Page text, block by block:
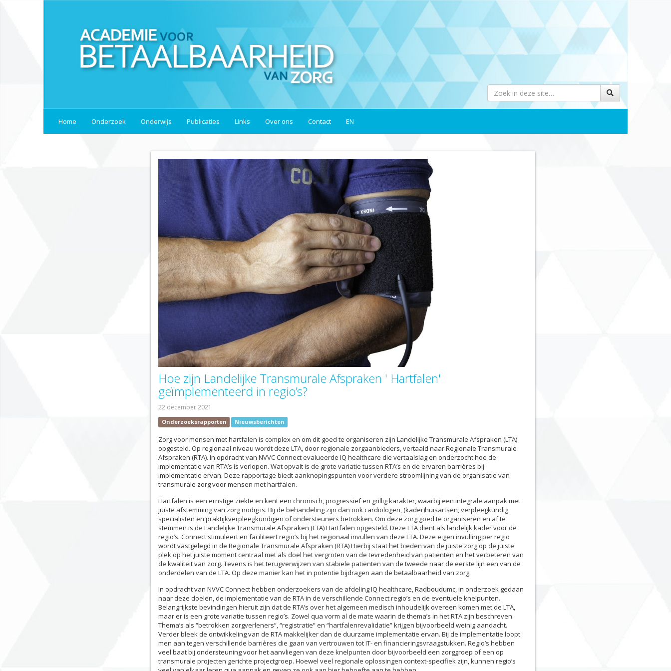
Home Onderzoek Onderwijs Publicaties Links Over ons Contact EN
Hoe zijn Landelijke Transmurale Afspraken ' Hartfalen'
geïmplementeerd in regio’s?
22 december 2021
Onderzoeksrapporten Nieuwsberichten
Zorg voor mensen met hartfalen is complex en om dit goed te organiseren zijn Landelijke Transmurale Afspraken (LTA)
opgesteld. Op regionaal niveau wordt deze LTA, door regionale zorgaanbieders, vertaald naar Regionale Transmurale
Afspraken (RTA). In opdracht van NVVC Connect evalueerde IQ healthcare die vertaalslag en onderzocht hoe de
implementatie van RTA’s is verlopen. Wat opvalt is de grote variatie tussen RTA’s en de ervaren barrières bij
implementatie ervan. Deze rapportage biedt aanknopingspunten voor verdere stroomlijning van de organisatie van
transmurale zorg voor mensen met hartfalen.
Hartfalen is een ernstige ziekte en kent een chronisch, progressief en grillig karakter, waarbij een integrale aanpak met
juiste afstemming van zorg nodig is. Bij de behandeling zijn dan ook cardiologen, (kader)huisartsen, verpleegkundig
specialisten en praktijkverpleegkundigen of ondersteuners betrokken. Om deze zorg goed te organiseren en af te
stemmen is de Landelijke Transmurale Afspraken (LTA) Hartfalen opgesteld. Deze LTA dient als landelijk kader voor de
regio’s. Connect stimuleert en faciliteert regio’s bij het regionaal invullen van deze LTA. Deze eigen invulling per regio
wordt vastgelegd in de Regionale Transmurale Afspraken (RTA) Hierbij staat het bieden van de juiste zorg op de juiste
plek op het juiste moment centraal met als doel het vergroten van de tevredenheid van patiënten en het verbeteren van
de kwaliteit van zorg. Tevens is het terugverwijzen van stabiele patiënten van de tweede naar de eerste lijn een van de
onderdelen van de LTA. Op deze manier kan het in potentie bijdragen aan de betaalbaarheid van zorg.
In opdracht van NVVC Connect hebben onderzoekers van de afdeling IQ healthcare, Radboudumc, in onderzoek gedaan
naar deze doelen, de implementatie van de RTA in de verschillende Connect regio’s en de eventuele knelpunten.
Belangrijkste bevindingen hieruit zijn dat de RTA’s over het algemeen medisch inhoudelijk overeen komen met de LTA,
maar er is een grote variatie tussen regio’s. Zowel qua vorm al de mate waarin de thema’s in het RTA zijn beschreven.
Thema’s als “betrokken zorgverleners”, “registratie” en “hartfalenrevalidatie” krijgen bijvoorbeeld weinig aandacht.
Verder bleek de ontwikkeling van de RTA makkelijker dan de duurzame implementatie ervan. Bij de implementatie loopt
men aan tegen verschillende barrières die gaan van vertrouwen tot IT- en financieringsvraagstukken. Regio’s hebben
veel baat bij ondersteuning voor het aanvliegen van deze knelpunten door bijvoorbeeld een zorggroep of een op
transmurale projecten gerichte projectgroep. Hoewel veel regionale oplossingen context-specifiek zijn, kunnen regio’s